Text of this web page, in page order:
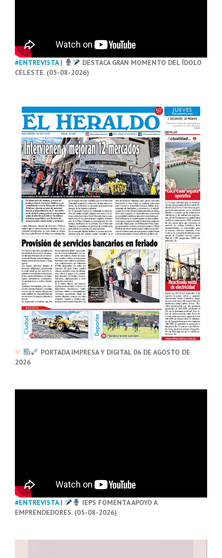
#ENTREVISTA|
DESTACA GRAN MOMENTO DEL ÍDOLO
CELESTE. (05-08-2026)
PORTADA IMPRESA Y DIGITAL 06 DE AGOSTO DE
2026
#ENTREVISTA|
IEPS FOMENTA APOYO A
EMPRENDEDORES. (05-08-2026)